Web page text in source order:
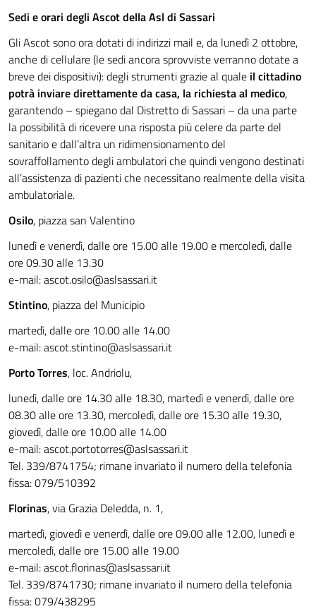
Sedi e orari degli Ascot della Asl di Sassari
Gli Ascot sono ora dotati di indirizzi mail e, da lunedì 2 ottobre,
anche di cellulare (le sedi ancora sprovviste verranno dotate a
breve dei dispositivi): degli strumenti grazie al quale il cittadino
potrà inviare direttamente da casa, la richiesta al medico,
garantendo – spiegano dal Distretto di Sassari – da una parte
la possibilità di ricevere una risposta più celere da parte del
sanitario e dall’altra un ridimensionamento del
sovraffollamento degli ambulatori che quindi vengono destinati
all’assistenza di pazienti che necessitano realmente della visita
ambulatoriale.
Osilo, piazza san Valentino
lunedì e venerdì, dalle ore 15.00 alle 19.00 e mercoledì, dalle
ore 09.30 alle 13.30
e-mail:ascot.osilo@aslsassari.it
Stintino, piazza del Municipio
martedì, dalle ore 10.00 alle 14.00
e-mail:ascot.stintino@aslsassari.it
Porto Torres, loc. Andriolu,
lunedì, dalle ore 14.30 alle 18.30, martedì e venerdì, dalle ore
08.30 alle ore 13.30, mercoledì, dalle ore 15.30 alle 19.30,
giovedì, dalle ore 10.00 alle 14.00
e-mail:ascot.portotorres@aslsassari.it
Tel. 339/8741754; rimane invariato il numero della telefonia
fissa: 079/510392
Florinas, via Grazia Deledda, n. 1,
martedì, giovedì e venerdì, dalle ore 09.00 alle 12.00, lunedì e
mercoledì, dalle ore 15.00 alle 19.00
e-mail:ascot.florinas@aslsassari.it
Tel. 339/8741730; rimane invariato il numero della telefonia
fissa: 079/438295